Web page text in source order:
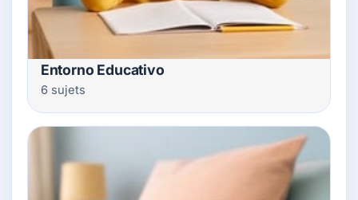
Entorno Educativo
6 sujets